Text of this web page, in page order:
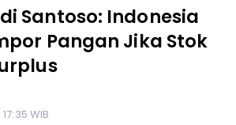
Santoso: Indonesia
Pangan Jika Stok
WIB